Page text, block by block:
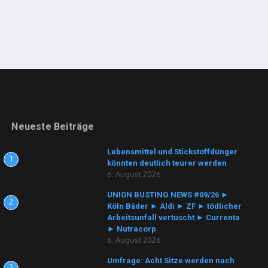
Neueste Beiträge
1
Lebensmittel und Stickstoffdünger
könnten deutlich teurer werden
6. August 2026
2
UNION BUSTING NEWS #09/26 ►
Köln Bäder ► Aldi ► ZF ► tödlicher
Arbeitsunfall vertuscht ► Currenta
► Nutracorp
6. August 2026
Umfrage: Acht Sitze werden nach